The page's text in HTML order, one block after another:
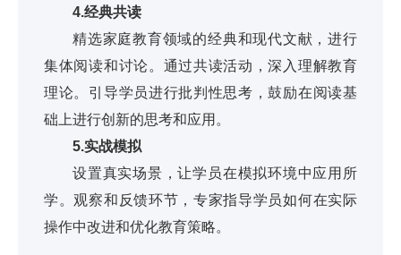
4.经典共读
精选家庭教育领域的经典和现代文献，进行
集体阅读和讨论。通过共读活动，深入理解教育
理论。引导学员进行批判性思考，鼓励在阅读基
础上进行创新的思考和应用。
5.实战模拟
设置真实场景，让学员在模拟环境中应用所
学。观察和反馈环节，专家指导学员如何在实际
操作中改进和优化教育策略。